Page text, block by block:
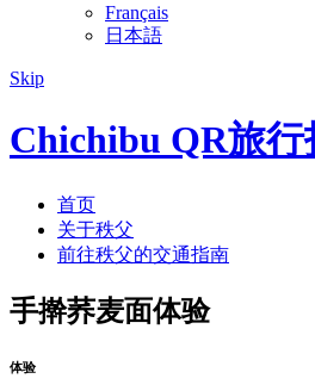
Français
日本語
Skip
Chichibu QR旅行
首页
关于秩父
前往秩父的交通指南
手擀荞麦面体验
体验